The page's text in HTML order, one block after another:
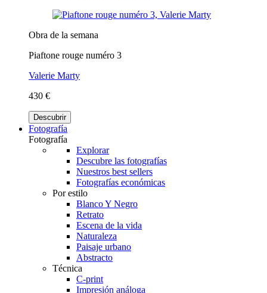
Obra de la semana
Piaftone rouge numéro 3
Valerie Marty
430 €
Descubrir
Fotografía
Fotografía
Explorar
Descubre las fotografías
Nuestros best sellers
Fotografías económicas
Por estilo
Blanco Y Negro
Retrato
Escena de la vida
Naturaleza
Paisaje urbano
Abstracto
Técnica
C-print
Impresión análoga